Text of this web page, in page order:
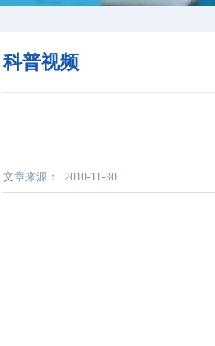
科普视频
文章来源： 2010-11-30